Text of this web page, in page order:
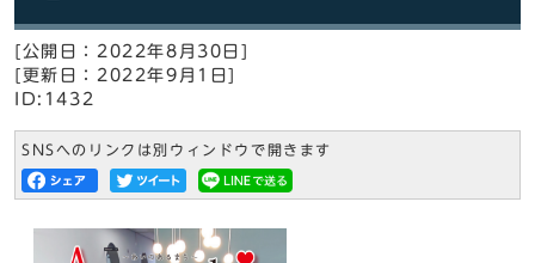
[公開日：2022年8月30日]
[更新日：2022年9月1日]
ID:1432
SNSへのリンクは別ウィンドウで開きます